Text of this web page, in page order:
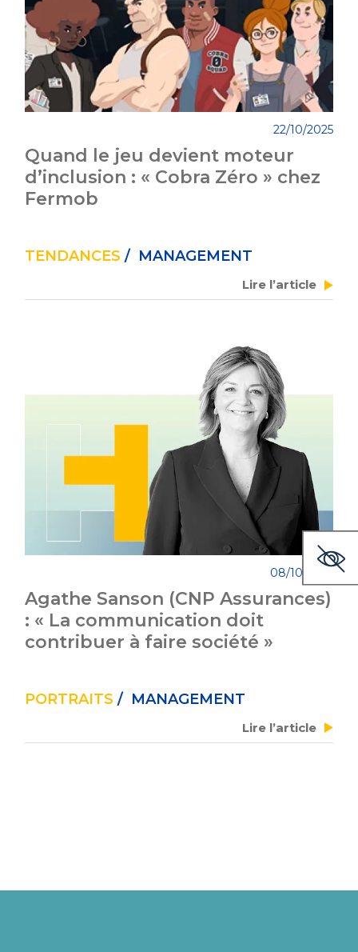
Quand le jeu devient moteur
d’inclusion : « Cobra Zéro » chez
Fermob
22/10/2025
TENDANCES / MANAGEMENT
Lire l’article
Agathe Sanson (CNP Assurances)
: « La communication doit
contribuer à faire société »
08/10/2025
PORTRAITS / MANAGEMENT
Lire l’article